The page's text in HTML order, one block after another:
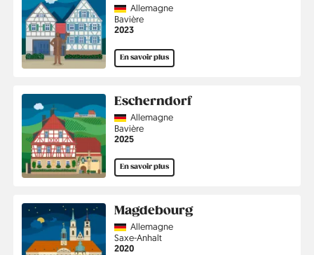
CountryAllemagne
Région
Bavière
Année
2023
En savoir plus
Escherndorf
CountryAllemagne
Région
Bavière
Année
2025
En savoir plus
Magdebourg
CountryAllemagne
Région
Saxe-Anhalt
Année
2020